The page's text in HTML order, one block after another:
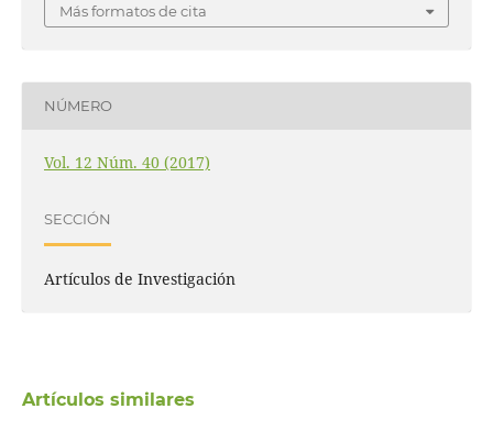
Más formatos de cita
NÚMERO
Vol. 12 Núm. 40 (2017)
SECCIÓN
Artículos de Investigación
Artículos similares